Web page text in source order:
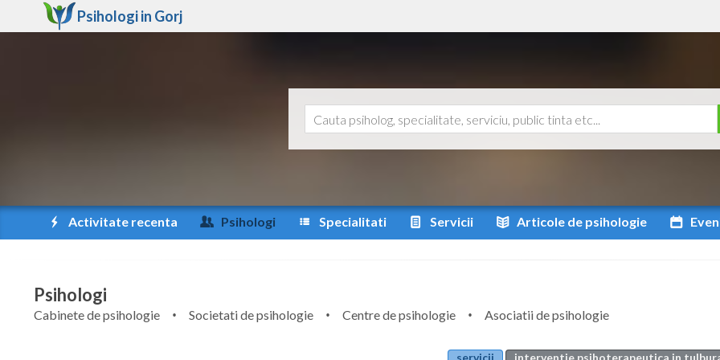
Psihologi in Gorj
Activitate recenta Psihologi Specialitati Servicii Articole de psihologie
Psihologi
Cabinete de psihologie Societati de psihologie Centre de psihologie
Asociatii de psihologie
servicii
interventie psihoterapeutica in